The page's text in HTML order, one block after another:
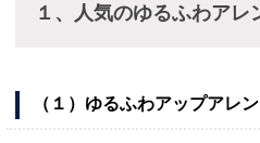
１、人気のゆるふわアレ
（１）ゆるふわアップアレ